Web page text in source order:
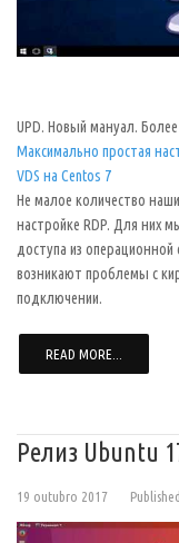
UPD. Новый мануал.
Максимально простая
VDS на Centos 7
Не малое количество
настройке RDP. Для них
доступа из
возникают проблемы с
подключении.
READ MORE...
Релиз Ubuntu
19 outubro 2017